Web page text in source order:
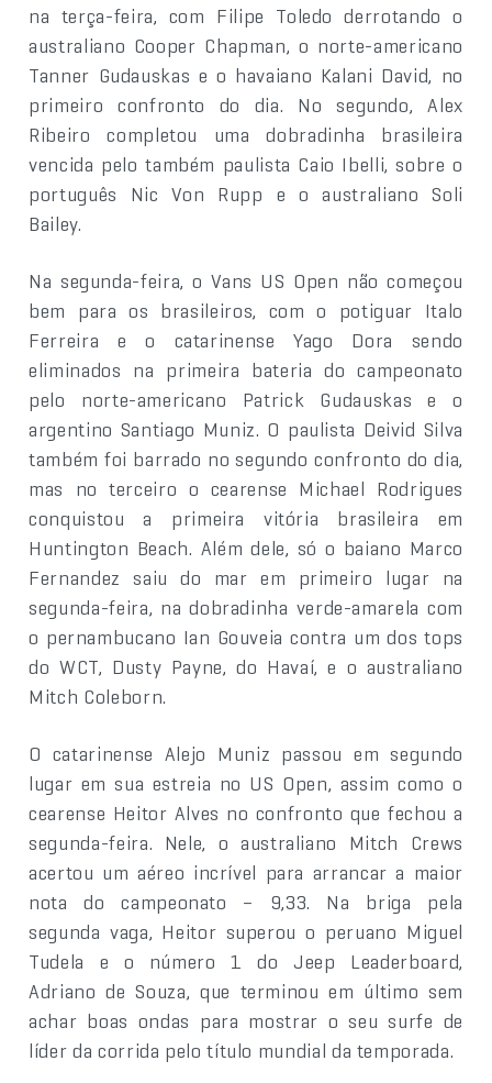
na terça-feira, com Filipe Toledo derrotando o
australiano Cooper Chapman, o norte-americano
Tanner Gudauskas e o havaiano Kalani David, no
primeiro confronto do dia. No segundo, Alex
Ribeiro completou uma dobradinha brasileira
vencida pelo também paulista Caio Ibelli, sobre o
português Nic Von Rupp e o australiano Soli
Bailey.
Na segunda-feira, o Vans US Open não começou
bem para os brasileiros, com o potiguar Italo
Ferreira e o catarinense Yago Dora sendo
eliminados na primeira bateria do campeonato
pelo norte-americano Patrick Gudauskas e o
argentino Santiago Muniz. O paulista Deivid Silva
também foi barrado no segundo confronto do dia,
mas no terceiro o cearense Michael Rodrigues
conquistou a primeira vitória brasileira em
Huntington Beach. Além dele, só o baiano Marco
Fernandez saiu do mar em primeiro lugar na
segunda-feira, na dobradinha verde-amarela com
o pernambucano Ian Gouveia contra um dos tops
do WCT, Dusty Payne, do Havaí, e o australiano
Mitch Coleborn.
O catarinense Alejo Muniz passou em segundo
lugar em sua estreia no US Open, assim como o
cearense Heitor Alves no confronto que fechou a
segunda-feira. Nele, o australiano Mitch Crews
acertou um aéreo incrível para arrancar a maior
nota do campeonato – 9,33. Na briga pela
segunda vaga, Heitor superou o peruano Miguel
Tudela e o número 1 do Jeep Leaderboard,
Adriano de Souza, que terminou em último sem
achar boas ondas para mostrar o seu surfe de
líder da corrida pelo título mundial da temporada.